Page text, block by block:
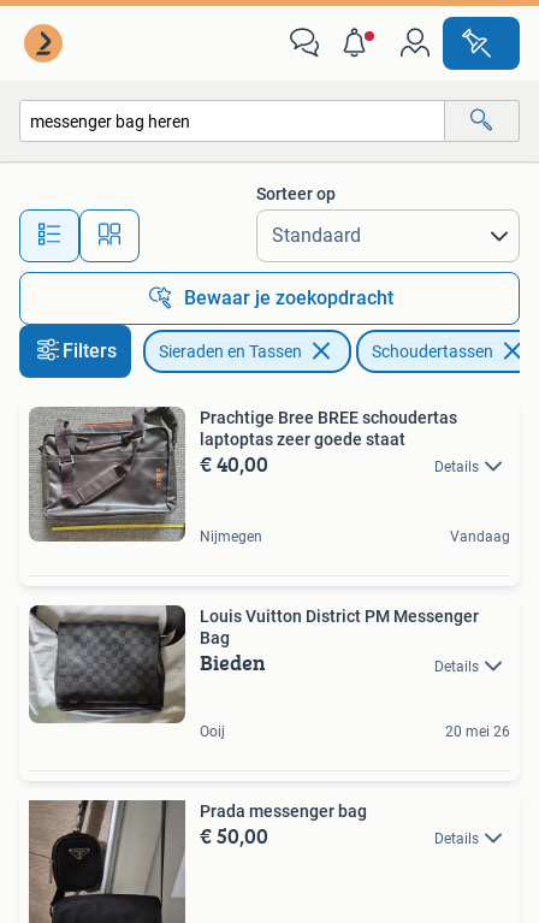
Alle afstanden…
Sorteer op
Bewaar je zoekopdracht
Filters Sieraden en Tassen Schoudertassen
Prachtige Bree BREE schoudertas
laptoptas zeer goede staat
€ 40,00 Details
Nijmegen Vandaag
Louis Vuitton District PM Messenger
Bag
Bieden Details
Ooij 20 mei 26
Prada messenger bag
€ 50,00 Details